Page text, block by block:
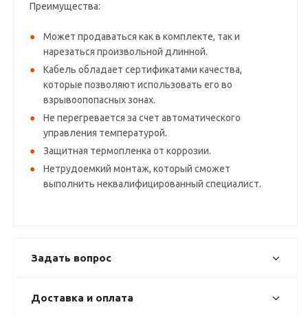
Преимущества:
Может продаваться как в комплекте, так и
нарезаться произвольной длинной.
Кабель обладает сертификатами качества,
которые позволяют использовать его во
взрывоопопасных зонах.
Не перегревается за счет автоматического
управления температурой.
Защитная термопленка от коррозии.
Нетрудоемкий монтаж, который сможет
выполнить неквалифицированный специалист.
Задать вопрос
Доставка и оплата